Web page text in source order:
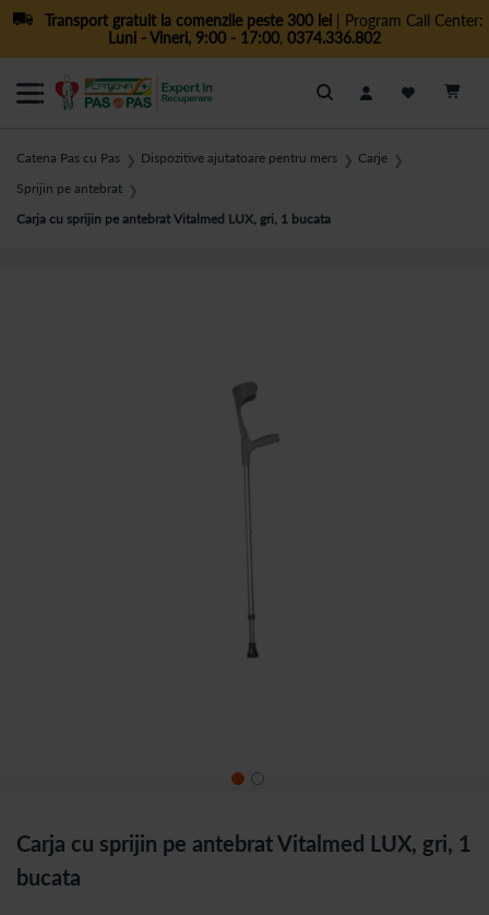
Transport gratuit la comenzile peste 300 lei| Program Call Center:
Luni - Vineri, 9:00 - 17:00, 0374.336.802
Cautare
Catena Pas cu Pas ❯ Dispozitive ajutatoare pentru mers ❯ Carje ❯
Sprijin pe antebrat ❯
Carja cu sprijin pe antebrat Vitalmed LUX, gri, 1 bucata
Carja cu sprijin pe antebrat Vitalmed LUX, gri, 1
bucata